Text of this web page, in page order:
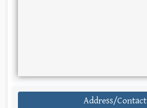
Address/Contact